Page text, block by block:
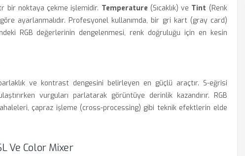
bir noktaya çekme işlemidir. Temperature (Sıcaklık) ve Tint (Renk
göre ayarlanmalıdır. Profesyonel kullanımda, bir gri kart (gray card)
RGB değerlerinin dengelenmesi, renk doğruluğu için en kesin
ve kontrast dengesini belirleyen en güçlü araçtır. S-eğrisi
vurguları parlatarak görüntüye derinlik kazandırır. RGB
çapraz işleme (cross-processing) gibi teknik efektlerin elde
Ve Color Mixer